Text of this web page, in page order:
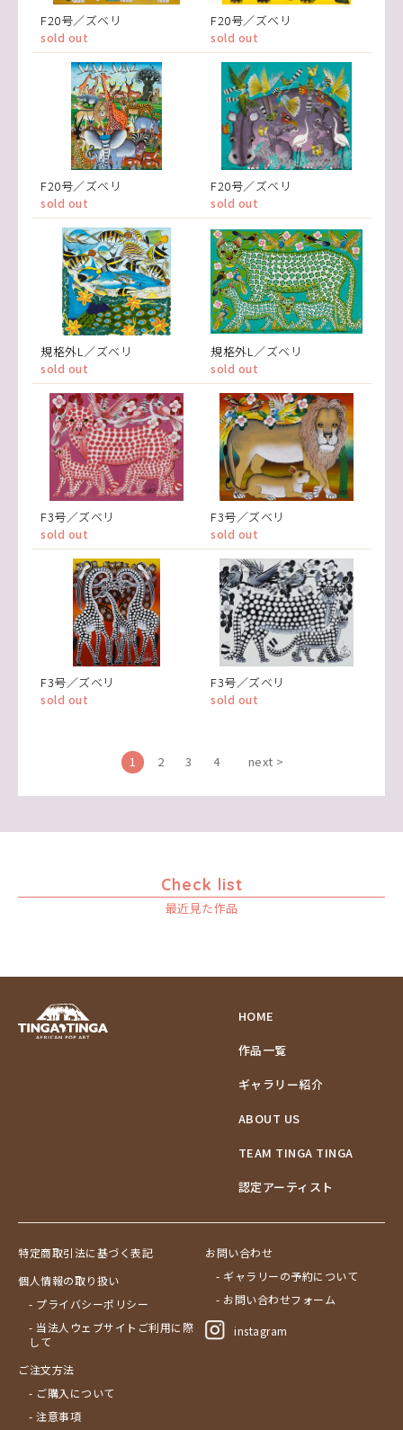
F20号／ズベリ
sold out
F20号／ズベリ
sold out
F20号／ズベリ
sold out
F20号／ズベリ
sold out
規格外L／ズベリ
sold out
規格外L／ズベリ
sold out
F3号／ズベリ
sold out
F3号／ズベリ
sold out
F3号／ズベリ
sold out
F3号／ズベリ
sold out
1 2 3 4 next >
Check list
最近見た作品
HOME
作品一覧
ギャラリー紹介
ABOUT US
TEAM TINGA TINGA
認定アーティスト
特定商取引法に基づく表記
個人情報の取り扱い
- プライバシーポリシー
- 当法人ウェブサイトご利用に際
して
ご注文方法
- ご購入について
- 注意事項
お問い合わせ
- ギャラリーの予約について
- お問い合わせフォーム
instagram